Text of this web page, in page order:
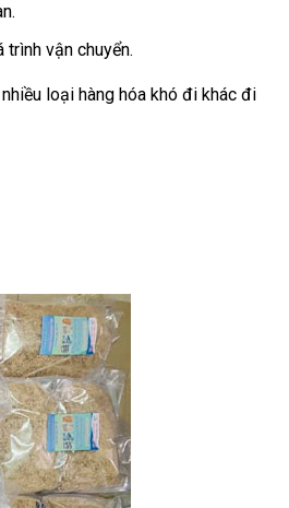
vận chuyển.
loại hàng hóa khó đi khác đi